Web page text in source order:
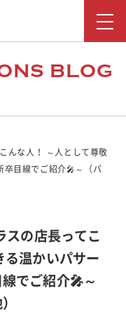
BLOG
んな人！ ～人として尊敬
卒目線でご紹介🎤～（パ
スの店長ってこ
る温かいパサー
でご紹介🎤～